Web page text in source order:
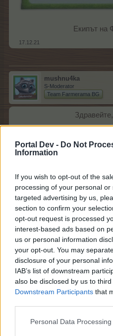
Portal Dev - Do Not
Information
If you wish to opt-out of the
processing of your personal
targeted advertising by us,
section to confirm your
opt-out request is processed
interest-based ads based on
us or personal information
your opt-out. You may
disclosure of your personal
IAB’s list of downstream
also be disclosed by us to
Downstream Participants that
Personal Data
Екипът на
17.12.21
mushnu4ka
S-Moderator
Team Farmerama BG
Щастлив ден
Начало:
Край: